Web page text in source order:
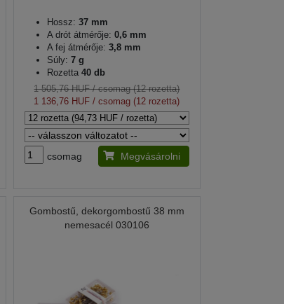
Hossz: 37 mm
A drót átmérője: 0,6 mm
A fej átmérője: 3,8 mm
Súly: 7 g
Rozetta40 db
1 505,76 HUF/ csomag (12 rozetta)
1 136,76 HUF / csomag (12 rozetta)
csomag Megvásárolni
Gombostű, dekorgombostű 38 mm
nemesacél 030106